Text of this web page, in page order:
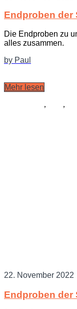
Endproben der
Die Endproben zu
alles zusammen.
by Paul
Mehr lesen
, ,
22. November 2022
Endproben der